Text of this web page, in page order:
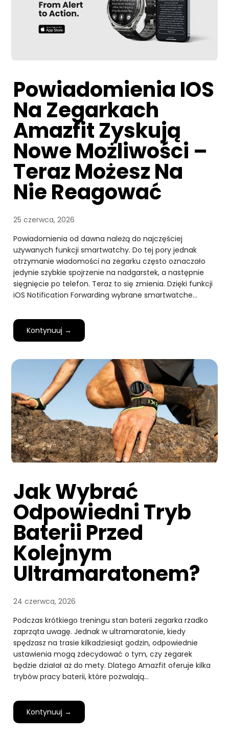
Powiadomienia IOS
Na Zegarkach
Amazfit Zyskują
Nowe Możliwości –
Teraz Możesz Na
Nie Reagować
25 czerwca, 2026
Powiadomienia od dawna należą do najczęściej
używanych funkcji smartwatchy. Do tej pory jednak
otrzymanie wiadomości na zegarku często oznaczało
jedynie szybkie spojrzenie na nadgarstek, a następnie
sięgnięcie po telefon. Teraz to się zmienia. Dzięki funkcji
iOS Notification Forwarding wybrane smartwatche…
Kontynuuj →
Jak Wybrać
Odpowiedni Tryb
Baterii Przed
Kolejnym
Ultramaratonem?
24 czerwca, 2026
Podczas krótkiego treningu stan baterii zegarka rzadko
zaprząta uwagę. Jednak w ultramaratonie, kiedy
spędzasz na trasie kilkadziesiąt godzin, odpowiednie
ustawienia mogą zdecydować o tym, czy zegarek
będzie działał aż do mety. Dlatego Amazfit oferuje kilka
trybów pracy baterii, które pozwalają…
Kontynuuj →